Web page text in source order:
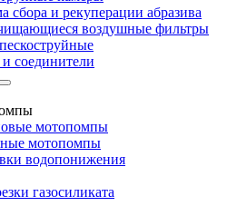
сбора и рекуперации абразива
воздушные фильтры
соединители
мотопомпы
мотопомпы
водопонижения
газосиликата